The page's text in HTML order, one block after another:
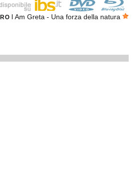
RO I Am Greta - Una forza della natura